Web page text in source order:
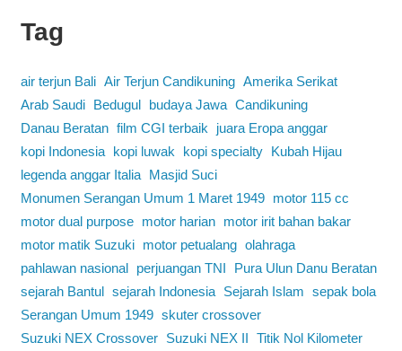
Tag
air terjun Bali Air Terjun Candikuning Amerika Serikat
Arab Saudi
Bedugul budaya Jawa Candikuning
Danau Beratan film CGI terbaik
juara Eropa anggar
kopi Indonesia
kopi luwak kopi specialty
Kubah Hijau
legenda anggar Italia
Masjid Suci
Monumen Serangan Umum 1 Maret 1949
motor 115 cc
motor dual purpose
motor harian
motor irit bahan bakar
motor matik Suzuki
motor petualang olahraga
pahlawan nasional
perjuangan TNI
Pura Ulun Danu Beratan
sejarah Bantul sejarah Indonesia Sejarah Islam sepak bola
Serangan Umum 1949 skuter crossover
Suzuki NEX Crossover
Suzuki NEX II Titik Nol Kilometer